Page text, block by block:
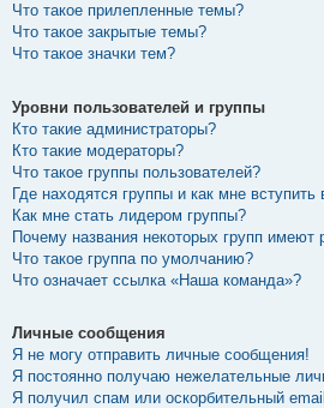
Что такое прилепленные темы?
Что такое закрытые темы?
Что такое значки тем?
Уровни пользователей и группы
Кто такие администраторы?
Кто такие модераторы?
Что такое группы пользователей?
Где находятся группы и как мне вступить
Как мне стать лидером группы?
Почему названия некоторых групп имеют
Что такое группа по умолчанию?
Что означает ссылка «Наша команда»?
Личные сообщения
Я не могу отправить личные сообщения!
Я постоянно получаю нежелательные
Я получил спам или оскорбительный